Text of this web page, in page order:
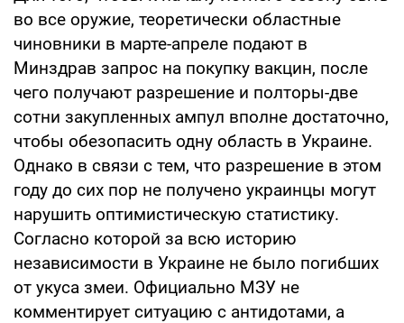
во все оружие, теоретически областные
чиновники в марте-апреле подают в
Минздрав запрос на покупку вакцин, после
чего получают разрешение и полторы-две
сотни закупленных ампул вполне достаточно,
чтобы обезопасить одну область в Украине.
Однако в связи с тем, что разрешение в этом
году до сих пор не получено украинцы могут
нарушить оптимистическую статистику.
Согласно которой за всю историю
независимости в Украине не было погибших
от укуса змеи. Официально МЗУ не
комментирует ситуацию с антидотами, а